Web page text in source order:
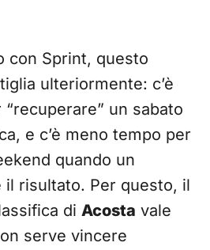
con Sprint, questo
ulteriormente: c’è
un sabato
e c’è meno tempo per
quando un
risultato. Per questo, il
di Acosta vale
serve vincere